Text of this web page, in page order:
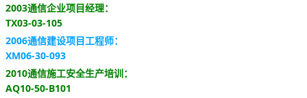
2003通信企业项目经理：
TX03-03-105
2006通信建设项目工程师：
XM06-30-093
2010通信施工安全生产培训：
AQ10-50-B101